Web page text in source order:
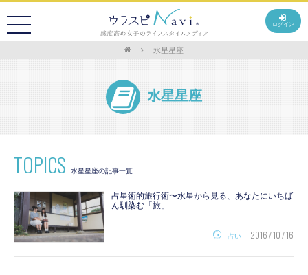
ログイン
水星星座
水星星座
TOPICS 水星星座の記事一覧
占星術的旅行術〜水星から見る、あなたにいちば
ん馴染む「旅」
占い 2016 / 10 / 16